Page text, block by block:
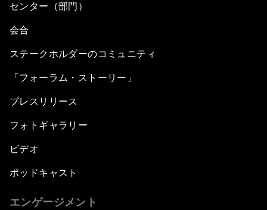
センター（部門）
会合
ステークホルダーのコミュニティ
「フォーラム・ストーリー」
プレスリリース
フォトギャラリー
ビデオ
ポッドキャスト
エンゲージメント